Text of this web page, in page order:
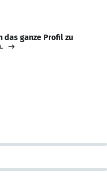
das ganze Profil zu